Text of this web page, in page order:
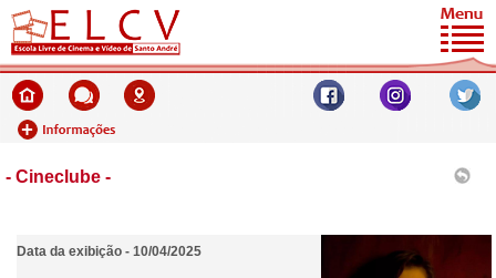
- Cineclube -
Data da exibição - 10/04/2025